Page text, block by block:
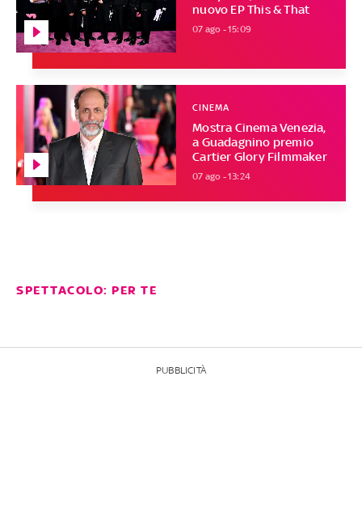
nuovo EP This & That
07 ago - 15:09
Mostra Cinema Venezia,
a Guadagnino premio
Cartier Glory Filmmaker
CINEMA
07 ago - 13:24
SPETTACOLO: PER TE
PUBBLICITÀ